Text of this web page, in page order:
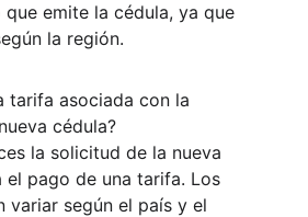
emite la cédula, ya que
la región.
tarifa asociada con la
cédula?
la solicitud de la nueva
el pago de una tarifa. Los
variar según el país y el